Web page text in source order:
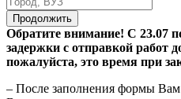
Продолжить
Обратите внимание! С 23.07
задержки с отправкой работ
пожалуйста, это время при
– После заполнения формы Вам